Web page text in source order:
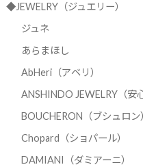
◆JEWELRY（ジュエリー）
ジュネ
あらまほし
AbHeri（アベリ）
ANSHINDO JEWELRY（安
BOUCHERON（ブシュロン
Chopard（ショパール）
DAMIANI（ダミアーニ）